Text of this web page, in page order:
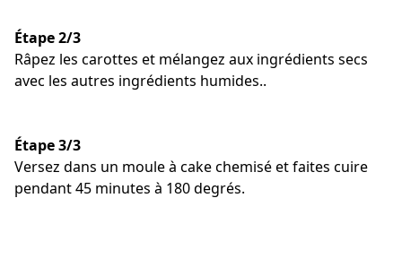
Étape 2/3
Râpez les carottes et mélangez aux ingrédients secs
avec les autres ingrédients humides..
Étape 3/3
Versez dans un moule à cake chemisé et faites cuire
pendant 45 minutes à 180 degrés.